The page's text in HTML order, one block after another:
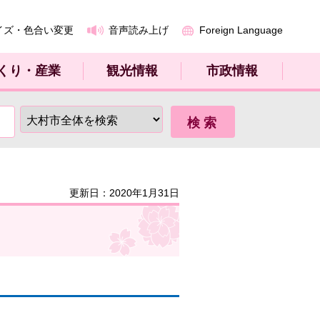
ズ・色合い変更 音声読み上げ Foreign Language
り・産業 観光情報 市政情報
更新日：2020年1月31日